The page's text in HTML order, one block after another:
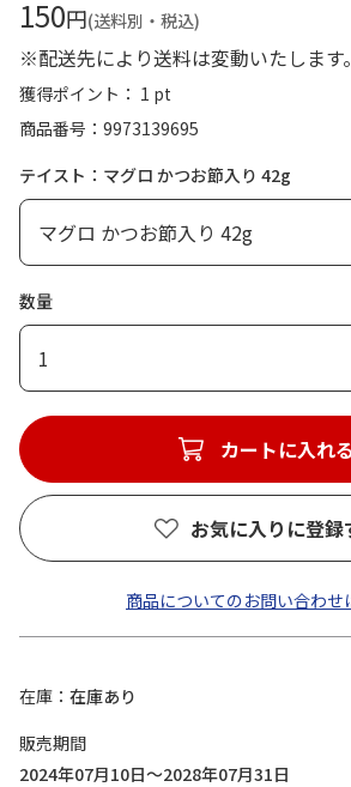
150円(送料別・税込)
※配送先により送料は変動いたします。
獲得ポイント： 1 pt
商品番号
9973139695
テイスト：マグロ かつお節入り 42g
数量
1
カートに入れる
お気に入りに登録
商品についてのお問い合わせ
在庫
在庫あり
販売期間
2024年07月10日～2028年07月31日